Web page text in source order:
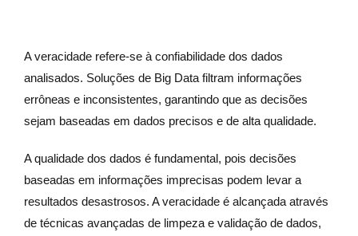
A veracidade refere-se à confiabilidade dos dados
analisados. Soluções de Big Data filtram informações
errôneas e inconsistentes, garantindo que as decisões
sejam baseadas em dados precisos e de alta qualidade.
A qualidade dos dados é fundamental, pois decisões
baseadas em informações imprecisas podem levar a
resultados desastrosos. A veracidade é alcançada através
de técnicas avançadas de limpeza e validação de dados,